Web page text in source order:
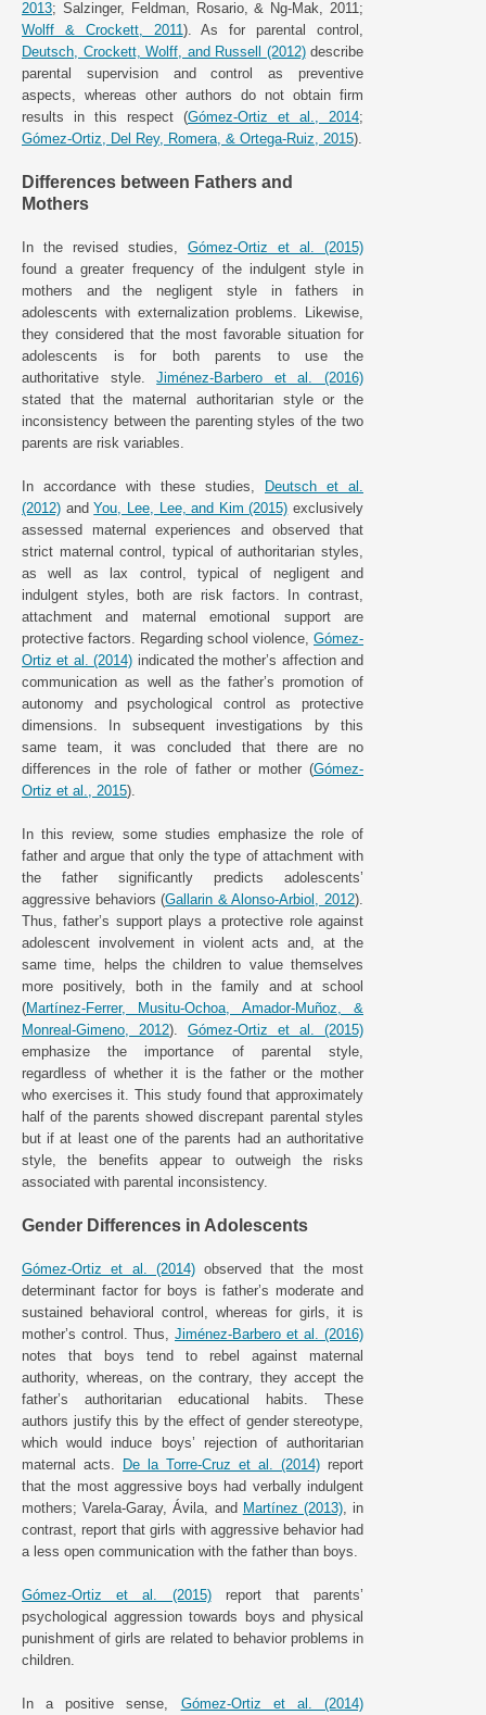
2013; Salzinger, Feldman, Rosario, & Ng-Mak, 2011;
Wolff & Crockett, 2011). As for parental control,
Deutsch, Crockett, Wolff, and Russell (2012)describe
parental supervision and control as preventive
aspects, whereas other authors do not obtain firm
results in this respect (Gómez-Ortiz et al., 2014;
Gómez-Ortiz, Del Rey, Romera, & Ortega-Ruiz, 2015).
Differences between Fathers and
Mothers
In the revised studies, Gómez-Ortiz et al. (2015)
found a greater frequency of the indulgent style in
mothers and the negligent style in fathers in
adolescents with externalization problems. Likewise,
they considered that the most favorable situation for
adolescents is for both parents to use the
authoritative style.Jiménez-Barbero et al. (2016)
stated that the maternal authoritarian style or the
inconsistency between the parenting styles of the two
parents are risk variables.
In accordance with these studies, Deutsch et al.
(2012) andYou, Lee, Lee, and Kim (2015) exclusively
assessed maternal experiences and observed that
strict maternal control, typical of authoritarian styles,
as well as lax control, typical of negligent and
indulgent styles, both are risk factors. In contrast,
attachment and maternal emotional support are
protective factors. Regarding school violence, Gómez-
Ortiz et al. (2014) indicated the mother’s affection and
communication as well as the father’s promotion of
autonomy and psychological control as protective
dimensions. In subsequent investigations by this
same team, it was concluded that there are no
differences in the role of father or mother (Gómez-
Ortiz et al., 2015).
In this review, some studies emphasize the role of
father and argue that only the type of attachment with
the father significantly predicts adolescents’
aggressive behaviors (Gallarin & Alonso-Arbiol, 2012).
Thus, father’s support plays a protective role against
adolescent involvement in violent acts and, at the
same time, helps the children to value themselves
more positively, both in the family and at school
(Martínez-Ferrer, Musitu-Ochoa, Amador-Muñoz, &
Monreal-Gimeno, 2012). Gómez-Ortiz et al. (2015)
emphasize the importance of parental style,
regardless of whether it is the father or the mother
who exercises it. This study found that approximately
half of the parents showed discrepant parental styles
but if at least one of the parents had an authoritative
style, the benefits appear to outweigh the risks
associated with parental inconsistency.
Gender Differences in Adolescents
Gómez-Ortiz et al. (2014)observed that the most
determinant factor for boys is father’s moderate and
sustained behavioral control, whereas for girls, it is
mother’s control. Thus, Jiménez-Barbero et al. (2016)
notes that boys tend to rebel against maternal
authority, whereas, on the contrary, they accept the
father’s authoritarian educational habits. These
authors justify this by the effect of gender stereotype,
which would induce boys’ rejection of authoritarian
maternal acts. De la Torre-Cruz et al. (2014) report
that the most aggressive boys had verbally indulgent
mothers; Varela-Garay, Ávila, and Martínez (2013), in
contrast, report that girls with aggressive behavior had
a less open communication with the father than boys.
Gómez-Ortiz et al. (2015)report that parents’
psychological aggression towards boys and physical
punishment of girls are related to behavior problems in
children.
In a positive sense, Gómez-Ortiz et al. (2014)